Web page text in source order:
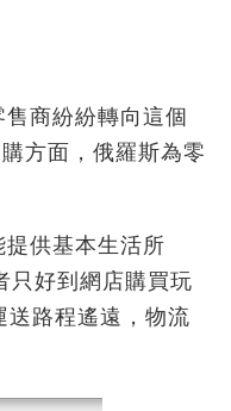
商紛紛轉向這個
方面，俄羅斯為零
供基本生活所
只好到網店購買玩
路程遙遠，物流